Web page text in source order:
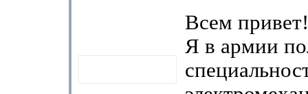
Всем привет!
Я в армии